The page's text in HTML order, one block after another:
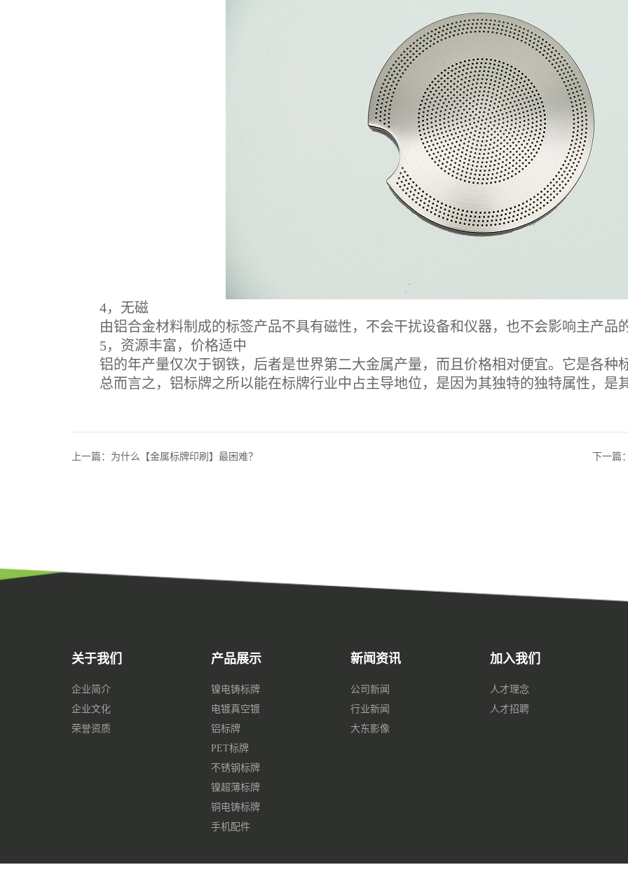
4，无磁
由铝合金材料制成的标签产品不具有磁性，不会干扰设备和仪器，也不会影响主产品
5，资源丰富，价格适中
铝的年产量仅次于钢铁，后者是世界第二大金属产量，而且价格相对便宜。它是各种
总而言之，铝标牌之所以能在标牌行业中占主导地位，是因为其独特的独特属性，是
上一篇：为什么【金属标牌印刷】最困难？ 下一
关于我们
企业简介
企业文化
荣誉资质
产品展示
镍电铸标牌
电镀真空镀
铝标牌
PET标牌
不锈钢标牌
镍超薄标牌
铜电铸标牌
手机配件
新闻资讯
公司新闻
行业新闻
大东影像
加入我们
人才理念
人才招聘